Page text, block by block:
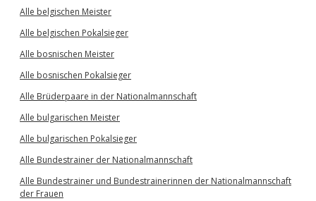
Alle belgischen Meister
Alle belgischen Pokalsieger
Alle bosnischen Meister
Alle bosnischen Pokalsieger
Alle Brüderpaare in der Nationalmannschaft
Alle bulgarischen Meister
Alle bulgarischen Pokalsieger
Alle Bundestrainer der Nationalmannschaft
Alle Bundestrainer und Bundestrainerinnen der Nationalmannschaft
der Frauen